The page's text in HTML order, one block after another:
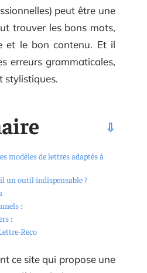
peut être une
trouver les bons mots,
et le bon contenu. Et il
erreurs grammaticales,
stylistiques.
modèles de lettres adaptés à
un outil indispensable ?
:
:
Reco
ce site qui propose une